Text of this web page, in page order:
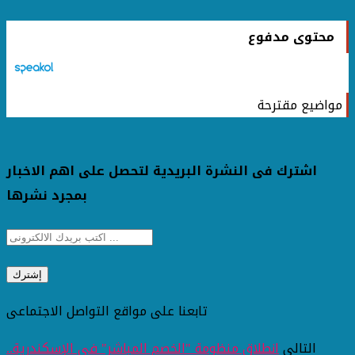
محتوى مدفوع
مواضيع مقترحة
اشترك فى النشرة البريدية لتحصل على اهم الاخبار
بمجرد نشرها
تابعنا على مواقع التواصل الاجتماعى
التالىانطلاق منظومة "الخصم المباشر" في الإسكندرية..